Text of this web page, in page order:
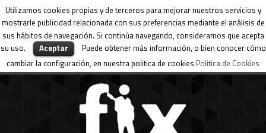
Utilizamos cookies propias y de terceros para mejorar nuestros servicios y
mostrarle publicidad relacionada con sus preferencias mediante el análisis de
sus hábitos de navegación. Si continúa navegando, consideramos que acepta
su uso.
Aceptar
Puede obtener más información, o bien conocer cómo
cambiar la configuración, en nuestra politica de cookies Politica de Cookies